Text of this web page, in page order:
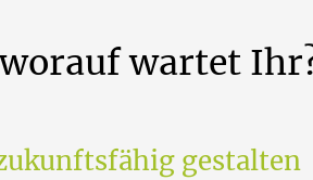
worauf wartet
gestalten